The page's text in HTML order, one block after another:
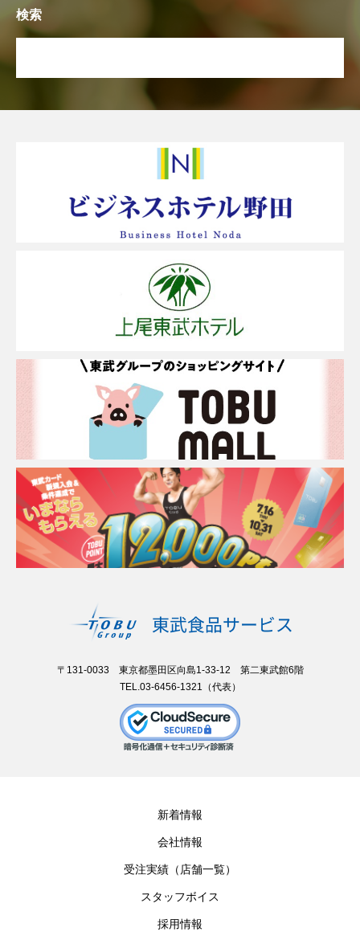
検索
〒131-0033 東京都墨田区向島1-33-12 第二東武館6階
TEL.03-6456-1321（代表）
新着情報
会社情報
受注実績（店舗一覧）
スタッフボイス
採用情報